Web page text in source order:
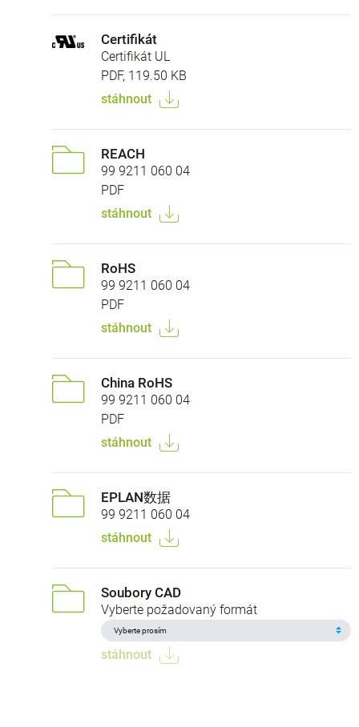
Certifikát
Certifikát UL
PDF, 119.50 KB
stáhnout
REACH
99 9211 060 04
PDF
stáhnout
RoHS
99 9211 060 04
PDF
stáhnout
China RoHS
99 9211 060 04
PDF
stáhnout
EPLAN数据
99 9211 060 04
stáhnout
Soubory CAD
Vyberte požadovaný formát
stáhnout